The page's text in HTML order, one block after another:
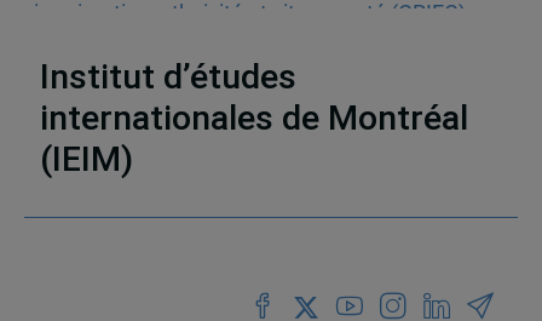
immigration, ethnicité et citoyenneté (CRIEC)
Institut d’études
internationales de Montréal
(IEIM)